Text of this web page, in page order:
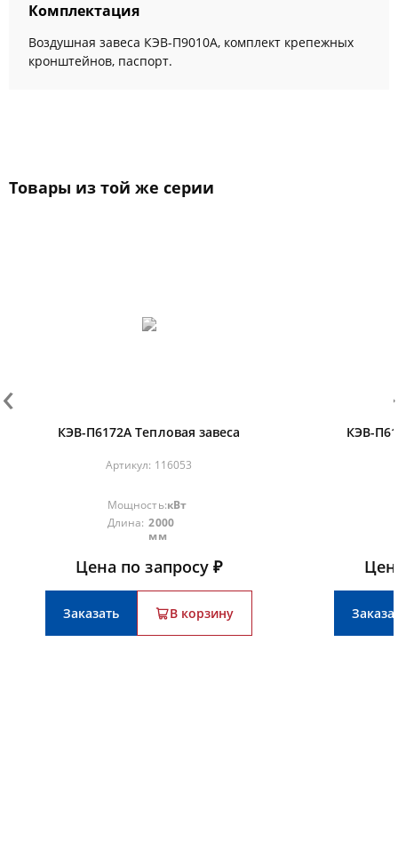
Комплектация
Воздушная завеса КЭВ-П9010A, комплект крепежных
кронштейнов, паспорт.
Товары из той же серии
‹ ›
КЭВ-П6172А Тепловая завеса
Артикул: 116053
Мощность:кВт
Длина: 2000
мм
Цена по запросу ₽
Заказать В корзину
КЭВ-